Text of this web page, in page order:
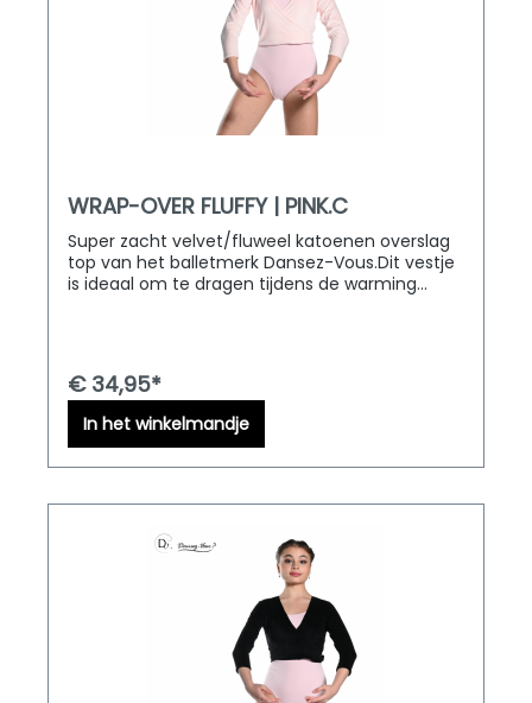
WRAP-OVER FLUFFY | PINK.C
Super zacht velvet/fluweel katoenen overslag
top van het balletmerk Dansez-Vous.Dit vestje
is ideaal om te dragen tijdens de warming
€ 34,95*
In het winkelmandje